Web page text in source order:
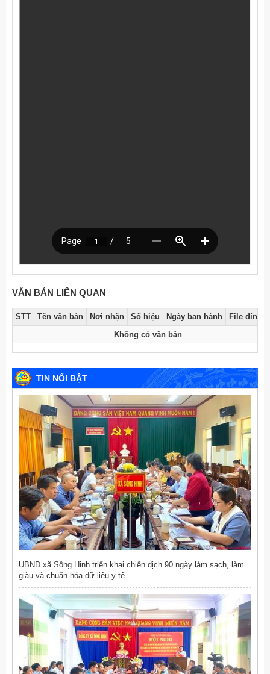
VĂN BẢN LIÊN QUAN
STT Tên văn bản Nơi nhận Số hiệu Ngày ban hành
File đính
Không có văn bản
TIN NỔI BẬT
UBND xã Sông Hinh triển khai chiến dịch 90 ngày làm sạch, làm
giàu và chuẩn hóa dữ liệu y tế